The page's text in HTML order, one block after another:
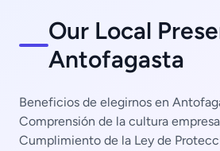
Our Local
Antofagasta
Beneficios de elegirnos en
Comprensión de la cultura
Cumplimiento de la Ley de